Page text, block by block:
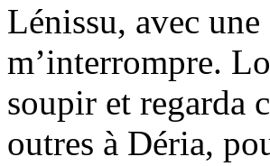
Lénissu, avec
m’interrompre.
soupir et regarda
outres à Déria,